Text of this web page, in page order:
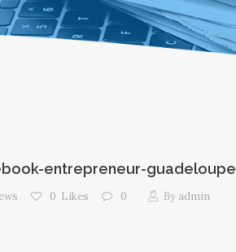
entrepreneur-guadeloupe
0 Likes 0 By admin